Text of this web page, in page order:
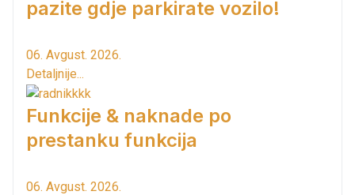
pazite gdje parkirate vozilo!
06. Avgust. 2026.
Detaljnije...
Funkcije & naknade po
prestanku funkcija
06. Avgust. 2026.